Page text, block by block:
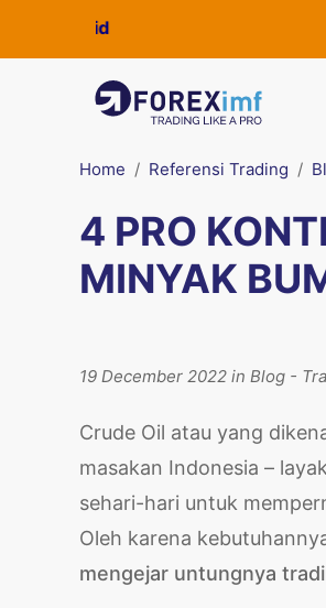
Home Referensi Trading
4 PRO
MINYAK
19 December 2022 in Blog -
Crude Oil atau yang
masakan Indonesia –
sehari-hari untuk
Oleh karena
mengejar untungnya